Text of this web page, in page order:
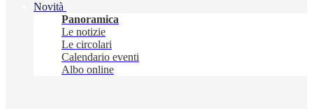
Novità
Panoramica
Le notizie
Le circolari
Calendario eventi
Albo online